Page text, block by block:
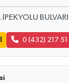
0 (432) 217 51